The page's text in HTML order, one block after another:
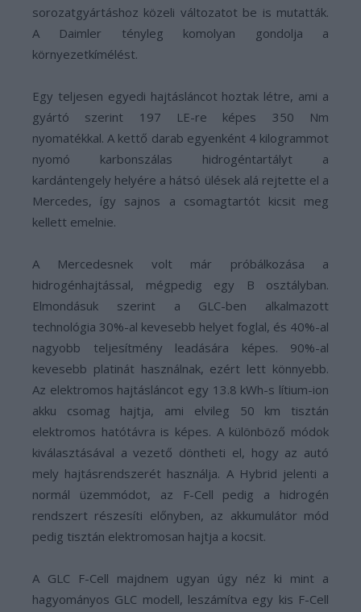
sorozatgyártáshoz közeli változatot be is mutatták.
A Daimler tényleg komolyan gondolja a
környezetkímélést.
Egy teljesen egyedi hajtásláncot hoztak létre, ami a
gyártó szerint 197 LE-re képes 350 Nm
nyomatékkal. A kettő darab egyenként 4 kilogrammot
nyomó karbonszálas hidrogéntartályt a
kardántengely helyére a hátsó ülések alá rejtette el a
Mercedes, így sajnos a csomagtartót kicsit meg
kellett emelnie.
A Mercedesnek volt már próbálkozása a
hidrogénhajtással, mégpedig egy B osztályban.
Elmondásuk szerint a GLC-ben alkalmazott
technológia 30%-al kevesebb helyet foglal, és 40%-al
nagyobb teljesítmény leadására képes. 90%-al
kevesebb platinát használnak, ezért lett könnyebb.
Az elektromos hajtásláncot egy 13.8 kWh-s lítium-ion
akku csomag hajtja, ami elvileg 50 km tisztán
elektromos hatótávra is képes. A különböző módok
kiválasztásával a vezető döntheti el, hogy az autó
mely hajtásrendszerét használja. A Hybrid jelenti a
normál üzemmódot, az F-Cell pedig a hidrogén
rendszert részesíti előnyben, az akkumulátor mód
pedig tisztán elektromosan hajtja a kocsit.
A GLC F-Cell majdnem ugyan úgy néz ki mint a
hagyományos GLC modell, leszámítva egy kis F-Cell